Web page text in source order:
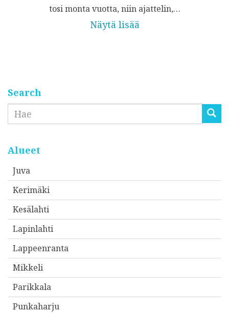
tosi monta vuotta, niin ajattelin,…
Näytä lisää
Search
Etsi
Alueet
Juva
Kerimäki
Kesälahti
Lapinlahti
Lappeenranta
Mikkeli
Parikkala
Punkaharju